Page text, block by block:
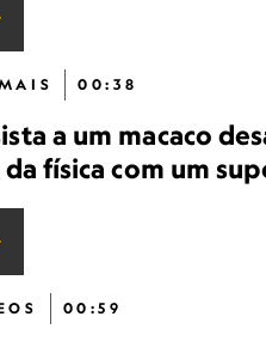
00:38
a um macaco
da física com um
00:59